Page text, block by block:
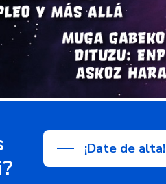
¡Date de alta!